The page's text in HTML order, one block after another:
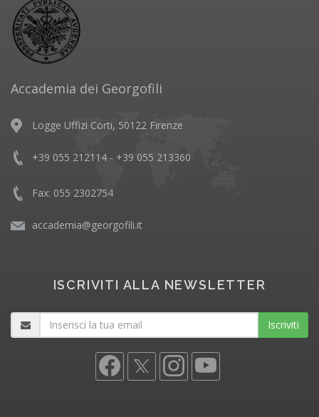
Accademia dei Georgofili
Logge Uffizi Corti, 50122 Firenze
+39 055 212114 - +39 055 213360
Fax: 055 2302754
accademia@georgofili.it
ISCRIVITI ALLA NEWSLETTER
Iscriviti